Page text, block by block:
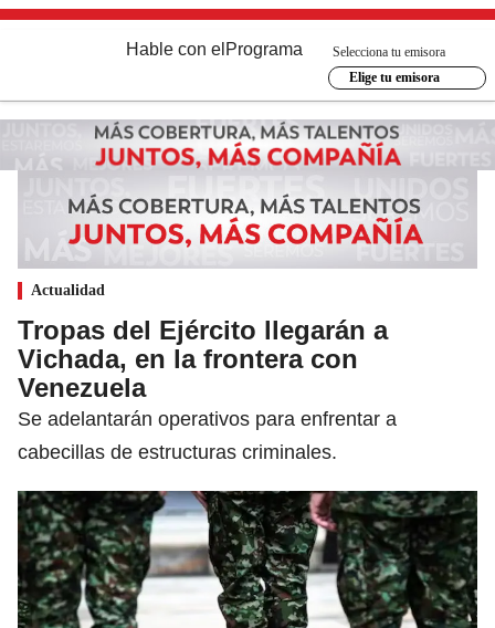
Hable con el Programa
Selecciona tu emisora
Elige tu emisora
Actualidad
Tropas del Ejército llegarán a
Vichada, en la frontera con
Venezuela
Se adelantarán operativos para enfrentar a
cabecillas de estructuras criminales.